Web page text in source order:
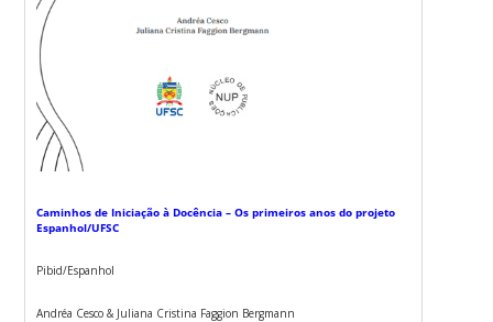
Caminhos de Iniciação à Docência – Os primeiros anos do projeto
Espanhol/UFSC
Pibid/Espanhol
Andréa Cesco & Juliana Cristina Faggion Bergmann